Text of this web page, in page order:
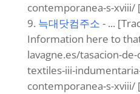
contemporanea-s-xviii/
늑대닷컴주소 - ...
Information here to
lavagne.es/tasacion-
textiles-iii-
contemporanea-s-xviii/